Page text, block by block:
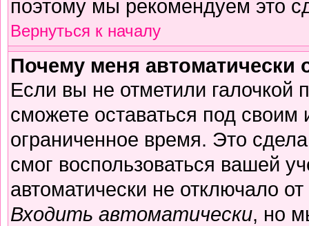
поэтому мы рекомендуем это
Вернуться к началу
Почему меня автоматически
Если вы не отметили галочкой
сможете оставаться под
ограниченное время. Это
смог воспользоваться вашей
автоматически не отключало
Входить автоматически, но